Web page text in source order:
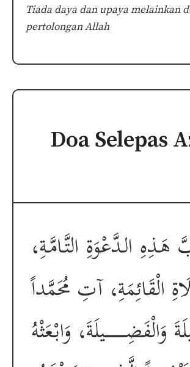
Tiada daya dan upaya melainkan
pertolongan Allah
Doa Selepas